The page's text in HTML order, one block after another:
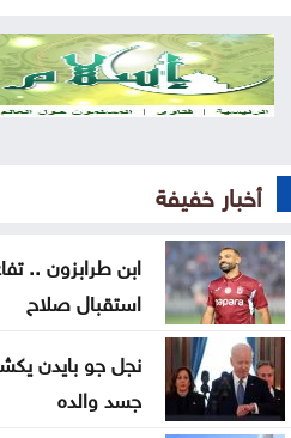
الله يلعن الشبح
نتائج
منع مواطن من السلام على
الديوان يشعل التفاعل
حشد أكثر من مئتي عنصر
فرنسا
متحدث عسكري يمني:
على ميناء المخا
أخبار خفيفة
ابن طرابزون ..
استقبال صلاح
نجل جو بايدن
جسد والده